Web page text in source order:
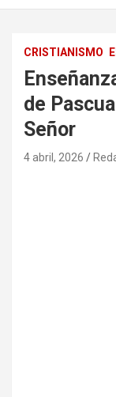
CRISTIANISMO
de
Señor
4 abril, 2026